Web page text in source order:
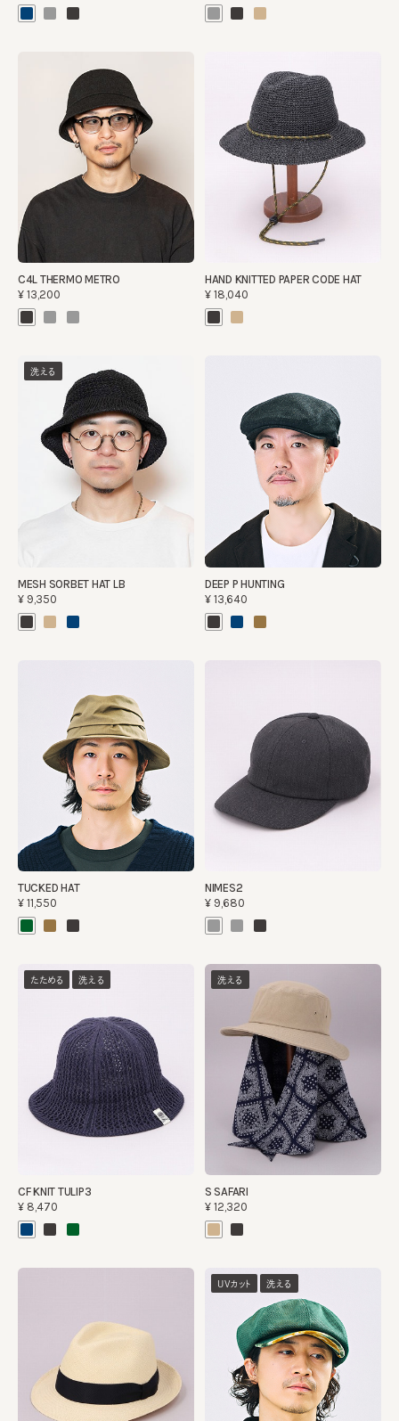
C4L THERMO METRO
¥13,200
HAND KNITTED PAPER CODE HAT
¥18,040
洗える
MESH SORBET HAT LB
¥9,350
DEEP P HUNTING
¥13,640
TUCKED HAT
¥11,550
NIMES2
¥9,680
たためる 洗える
CF KNIT TULIP3
¥8,470
洗える
S SAFARI
¥12,320
UVカット 洗える